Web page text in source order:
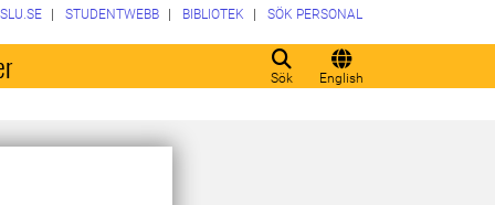
Sök English
SLU.SE STUDENTWEBB BIBLIOTEK SÖK PERSONAL